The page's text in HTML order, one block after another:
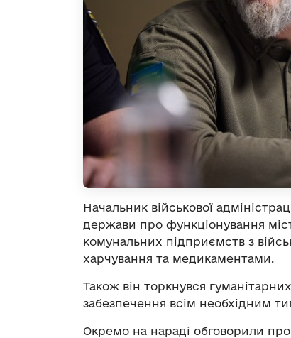
Начальник військової
держави про функціонування
комунальних підприємств з
харчування та медикаментами.
Також він торкнувся
забезпечення всім необхідним
Окремо на нараді обговорили